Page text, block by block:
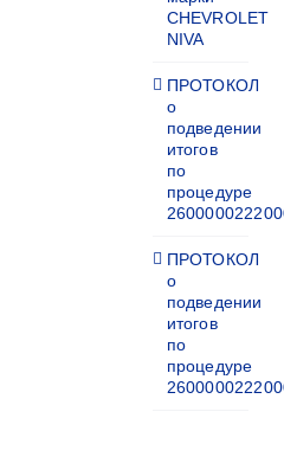
CHEVROLET
NIVA
ПРОТОКОЛ
о
подведении
итогов
по
процедуре
ПРОТОКОЛ
о
подведении
итогов
по
процедуре